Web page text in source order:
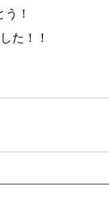
！
た！！